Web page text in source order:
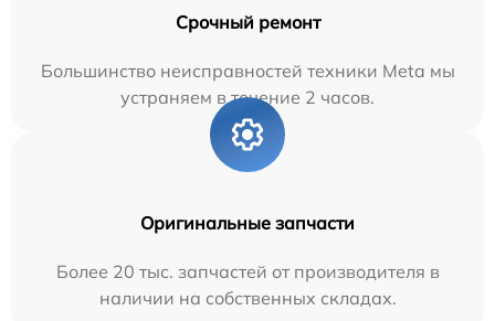
Срочный ремонт
Большинство неисправностей техники Meta мы
устраняем в течение 2 часов.
Оригинальные запчасти
Более 20 тыс. запчастей от производителя в
наличии на собственных складах.